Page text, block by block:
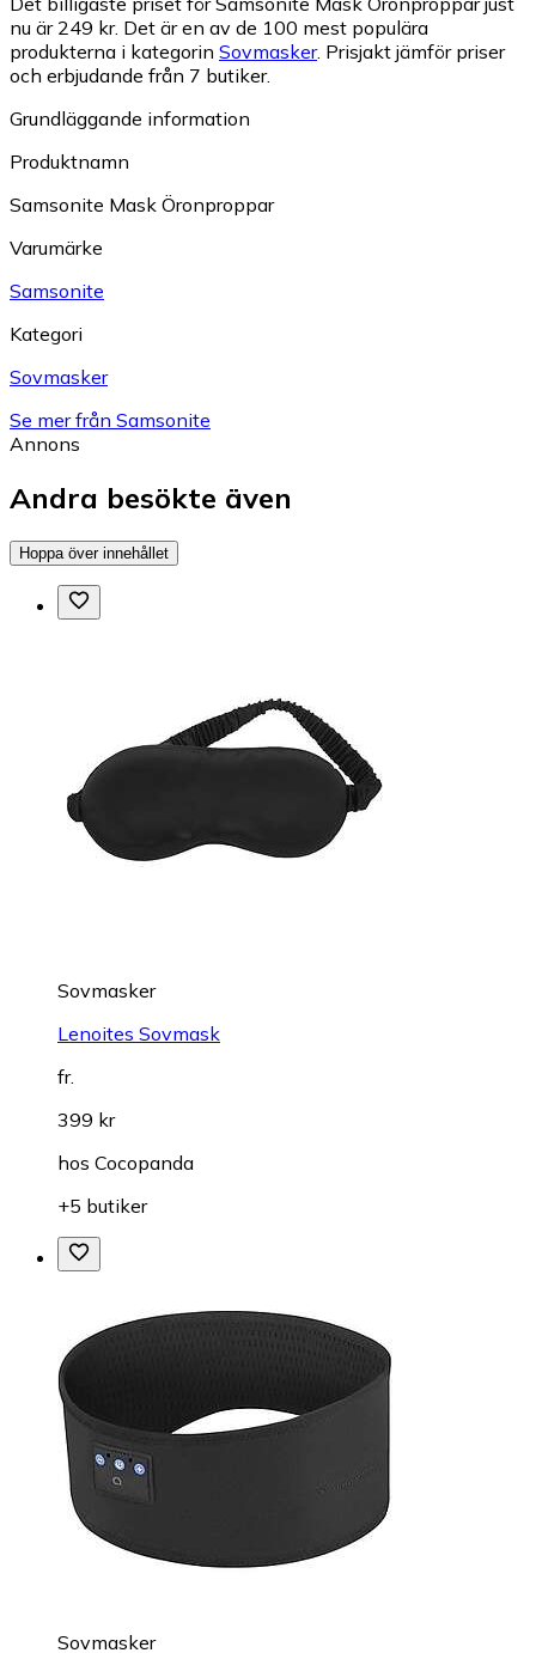
nu är 249 kr. Det är en av de 100 mest populära
produkterna i kategorin Sovmasker. Prisjakt jämför priser
och erbjudande från 7 butiker.
Grundläggande information
Produktnamn
Samsonite Mask Öronproppar
Varumärke
Samsonite
Kategori
Sovmasker
Se mer från Samsonite
Annons
Andra besökte även
Hoppa över innehållet
Sovmasker
Lenoites Sovmask
fr.
399 kr
hos Cocopanda
+5 butiker
Sovmasker